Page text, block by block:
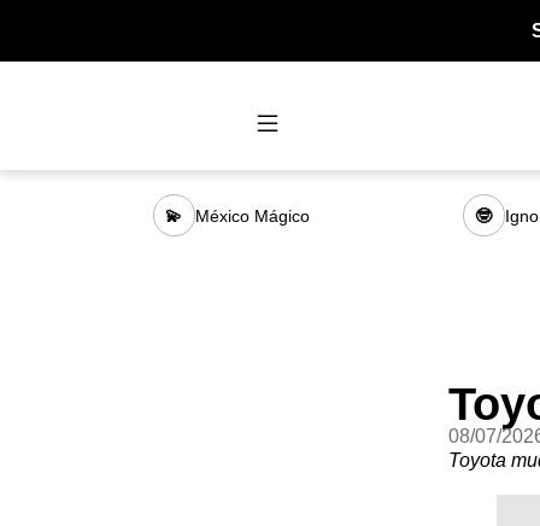
💫 México Mágico 🤓
08/07/
Toyota